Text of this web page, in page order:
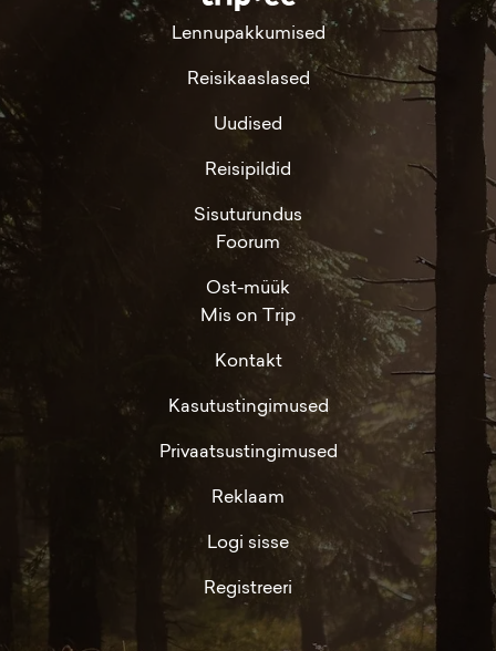
Lennupakkumised
Reisikaaslased
Uudised
Reisipildid
Sisuturundus
Foorum
Ost-müük
Mis on Trip
Kontakt
Kasutustingimused
Privaatsustingimused
Reklaam
Logi sisse
Registreeri